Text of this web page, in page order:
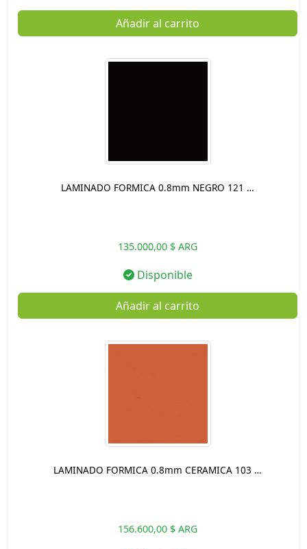
Añadir al carrito
LAMINADO FORMICA 0.8mm NEGRO 121 …
135.000,00 $ ARG
Disponible
Añadir al carrito
LAMINADO FORMICA 0.8mm CERAMICA 103 …
156.600,00 $ ARG